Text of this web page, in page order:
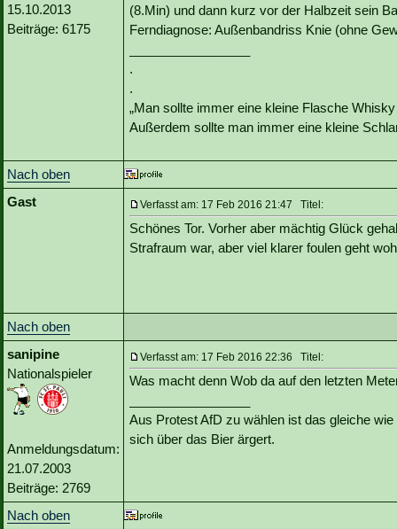
15.10.2013
Beiträge: 6175
(8.Min) und dann kurz vor der Halbzeit sein
Ferndiagnose: Außenbandriss Knie (ohne
.
.
„Man sollte immer eine kleine Flasche
Außerdem sollte man immer eine kleine
Nach oben
Gast
Verfasst am: 17 Feb 2016 21:47 Titel:
Schönes Tor. Vorher aber mächtig Glück
Strafraum war, aber viel klarer foulen geht
Nach oben
sanipine
Nationalspieler
Anmeldungsdatum:
21.07.2003
Beiträge: 2769
Verfasst am: 17 Feb 2016 22:36 Titel:
Was macht denn Wob da auf den letzten
Aus Protest AfD zu wählen ist das gleiche
sich über das Bier ärgert.
Nach oben